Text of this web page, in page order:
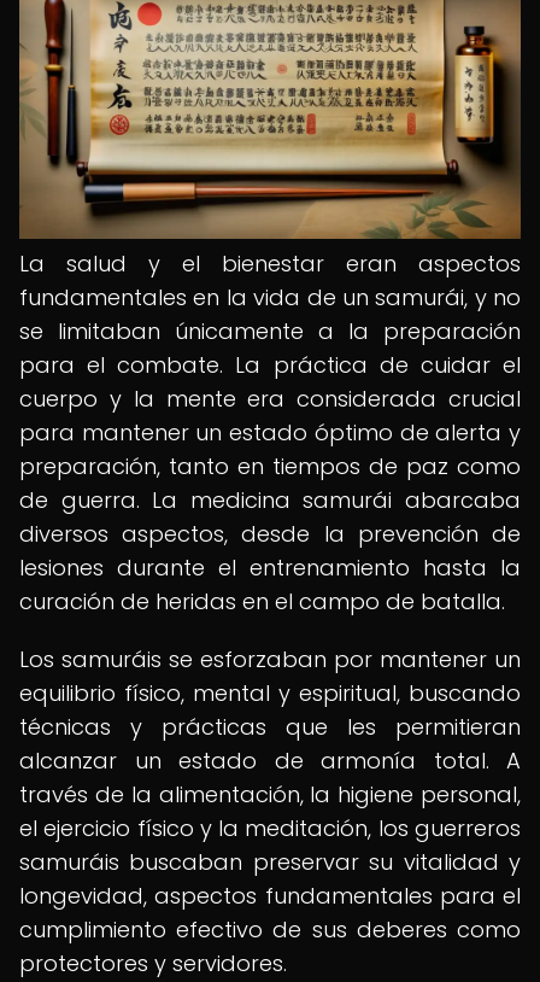
La salud y el bienestar eran aspectos
fundamentales en la vida de un samurái, y no
se limitaban únicamente a la preparación
para el combate. La práctica de cuidar el
cuerpo y la mente era considerada crucial
para mantener un estado óptimo de alerta y
preparación, tanto en tiempos de paz como
de guerra. La medicina samurái abarcaba
diversos aspectos, desde la prevención de
lesiones durante el entrenamiento hasta la
curación de heridas en el campo de batalla.
Los samuráis se esforzaban por mantener un
equilibrio físico, mental y espiritual, buscando
técnicas y prácticas que les permitieran
alcanzar un estado de armonía total. A
través de la alimentación, la higiene personal,
el ejercicio físico y la meditación, los guerreros
samuráis buscaban preservar su vitalidad y
longevidad, aspectos fundamentales para el
cumplimiento efectivo de sus deberes como
protectores y servidores.